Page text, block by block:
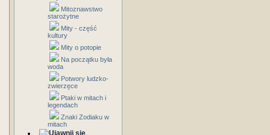
Mitoznawstwo
starożytne
Mity - część
kultury
Mity o potopie
Na początku była
woda
Potwory ludzko-
zwierzęce
Ptaki w mitach i
legendach
Znaki Zodiaku w
mitach